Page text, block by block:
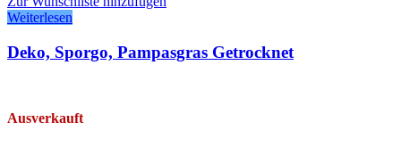
Weiterlesen
Deko, Sporgo, Pampasgras Getrocknet
Ausverkauft